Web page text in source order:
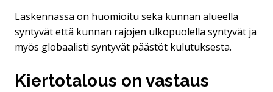
Laskennassa on huomioitu sekä kunnan alueella
syntyvät että kunnan rajojen ulkopuolella syntyvät ja
myös globaalisti syntyvät päästöt kulutuksesta.
Kiertotalous on vastaus